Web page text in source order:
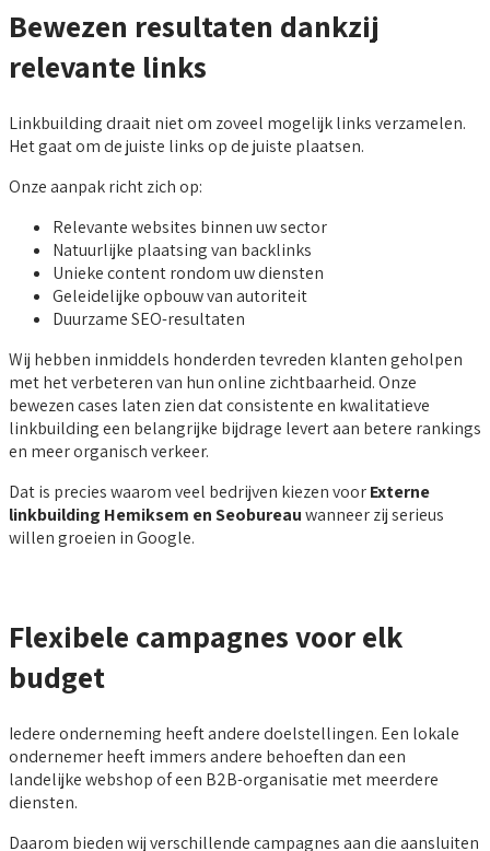
Bewezen resultaten dankzij
relevante links
Linkbuilding draait niet om zoveel mogelijk links verzamelen.
Het gaat om de juiste links op de juiste plaatsen.
Onze aanpak richt zich op:
Relevante websites binnen uw sector
Natuurlijke plaatsing van backlinks
Unieke content rondom uw diensten
Geleidelijke opbouw van autoriteit
Duurzame SEO-resultaten
Wij hebben inmiddels honderden tevreden klanten geholpen
met het verbeteren van hun online zichtbaarheid. Onze
bewezen cases laten zien dat consistente en kwalitatieve
linkbuilding een belangrijke bijdrage levert aan betere rankings
en meer organisch verkeer.
Dat is precies waarom veel bedrijven kiezen voorExterne
linkbuilding Hemiksem en Seobureauwanneer zij serieus
willen groeien in Google.
Flexibele campagnes voor elk
budget
Iedere onderneming heeft andere doelstellingen. Een lokale
ondernemer heeft immers andere behoeften dan een
landelijke webshop of een B2B-organisatie met meerdere
diensten.
Daarom bieden wij verschillende campagnes aan die aansluiten